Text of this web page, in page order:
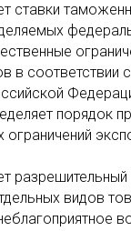
ставки
в
порядок
ограничений
видов